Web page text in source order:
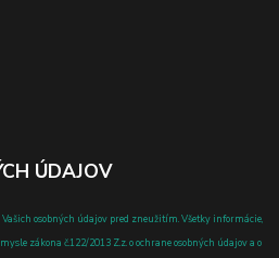
ÚDAJOV
osobných údajov pred zneužitím. Všetky informácie,
zákona č.122/2013 Z.z. o ochrane osobných údajov a o